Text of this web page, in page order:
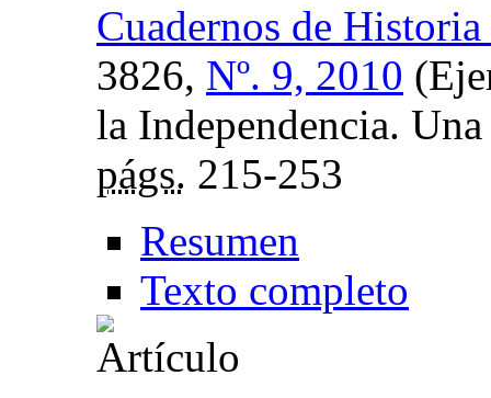
Cuadernos de
3826, Nº. 9, 2010
la Independencia.
págs. 215-253
Resumen
Texto completo